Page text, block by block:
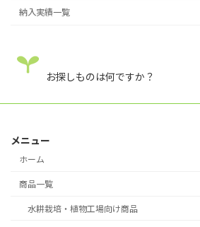
納入実績一覧
お探しものは何ですか？
メニュー
ホーム
商品一覧
水耕栽培・植物工場向け商品